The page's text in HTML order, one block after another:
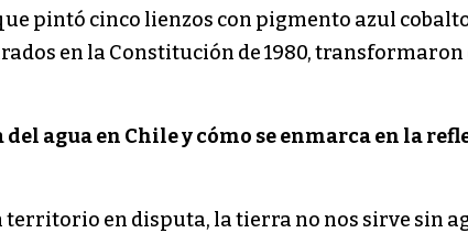
pintó cinco lienzos con pigmento azul
en la Constitución de 1980,
agua en Chile y cómo se enmarca en la
en disputa, la tierra no nos sirve sin